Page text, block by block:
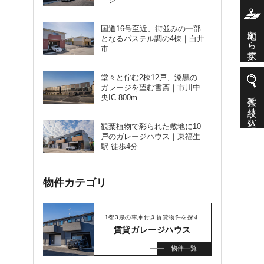
国道16号至近、街並みの一部
となるパステル調の4棟｜白井
市
堂々と佇む2棟12戸、漆黒の
ガレージを望む書斎｜市川中
央IC 800m
観葉植物で彩られた敷地に10
戸のガレージハウス｜東福生
駅 徒歩4分
物件カテゴリ
1都3県の車庫付き賃貸物件を探す
賃貸ガレージハウス
物件一覧
地図から探す
条件で絞り込む